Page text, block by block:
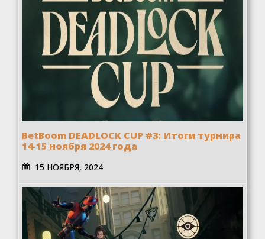
BetBoom DEADLOCK CUP #3: Итоги турнира
14-15 ноября 2024 года
15 НОЯБРЯ, 2024